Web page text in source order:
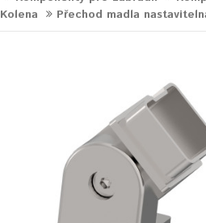
Kolena
Přechod madla